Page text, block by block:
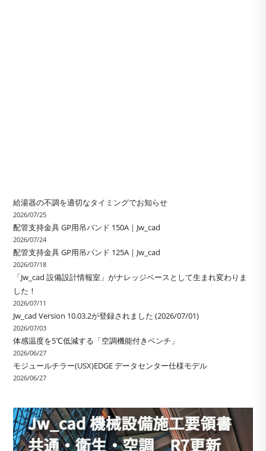
給湯器の不調を適切なタイミングでお知らせ
2026/07/25
配管支持金具 GP用吊バンド 150A｜Jw_cad
2026/07/24
配管支持金具 GP用吊バンド 125A｜Jw_cad
2026/07/18
「Jw_cad 設備設計情報室」がナレッジベースとして生まれ変わりま
した！
2026/07/11
Jw_cad Version 10.03.2が登録されました (2026/07/01)
2026/07/03
体感温度を5℃低減する「空調機能付きベンチ」
2026/06/27
モジュールチラー(USX)EDGE データセンター仕様モデル
2026/06/27